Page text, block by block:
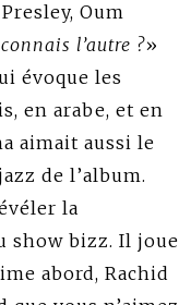
Oum
l’autre ?»
évoque les
en arabe, et en
aimait aussi le
de l’album.
la
show bizz. Il joue
abord, Rachid